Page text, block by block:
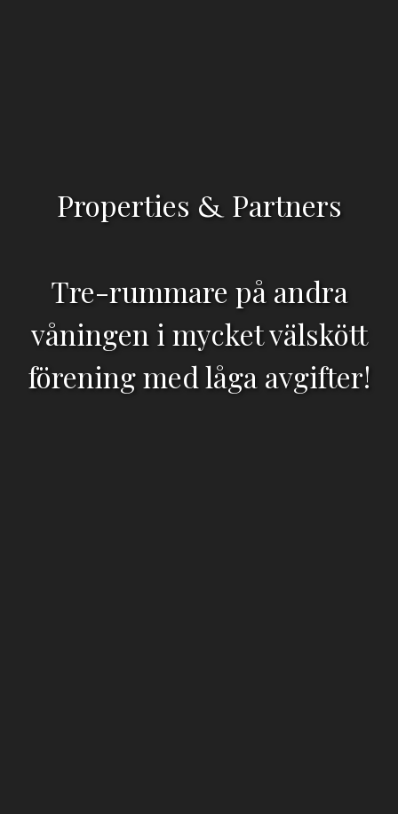
Properties & Partners
Tre-rummare på andra
våningen i mycket välskött
förening med låga avgifter!